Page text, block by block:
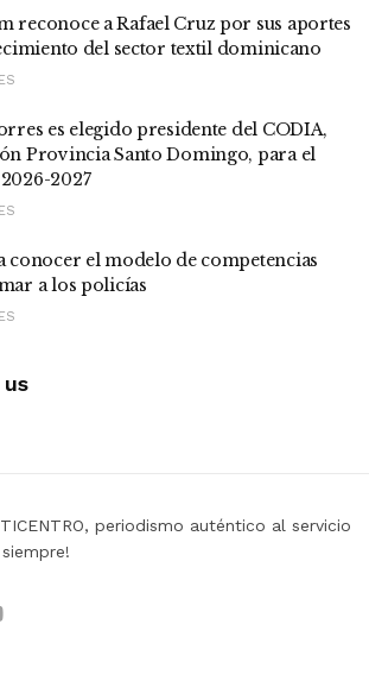
reconoce a Rafael Cruz por sus aportes
del sector textil dominicano
es elegido presidente del CODIA,
Provincia Santo Domingo, para el
2027
conocer el modelo de competencias
a los policías
periodismo auténtico al servicio